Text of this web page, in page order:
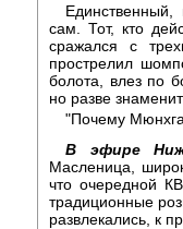
сам. Тот, кто
сражался с
прострелил
болота, влез по
но разве
"Почему
В эфире
Масленица,
что очередной
традиционные
развлекались, к